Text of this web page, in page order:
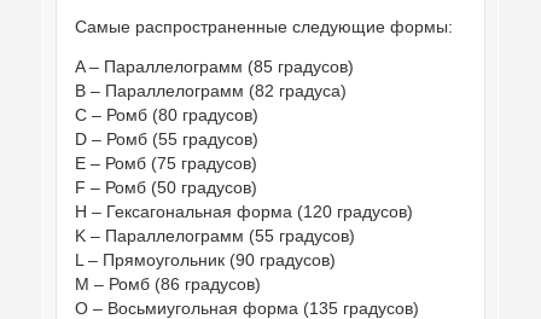
Самые распространенные следующие формы:
A – Параллелограмм (85 градусов)
B – Параллелограмм (82 градуса)
C – Ромб (80 градусов)
D – Ромб (55 градусов)
E – Ромб (75 градусов)
F – Ромб (50 градусов)
H – Гексагональная форма (120 градусов)
K – Параллелограмм (55 градусов)
L – Прямоугольник (90 градусов)
M – Ромб (86 градусов)
O – Восьмиугольная форма (135 градусов)